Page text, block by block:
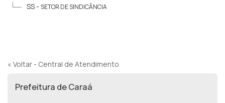
SS - SETOR DE SINDICÂNCIA
« Voltar - Central de Atendimento
Prefeitura de Caraá